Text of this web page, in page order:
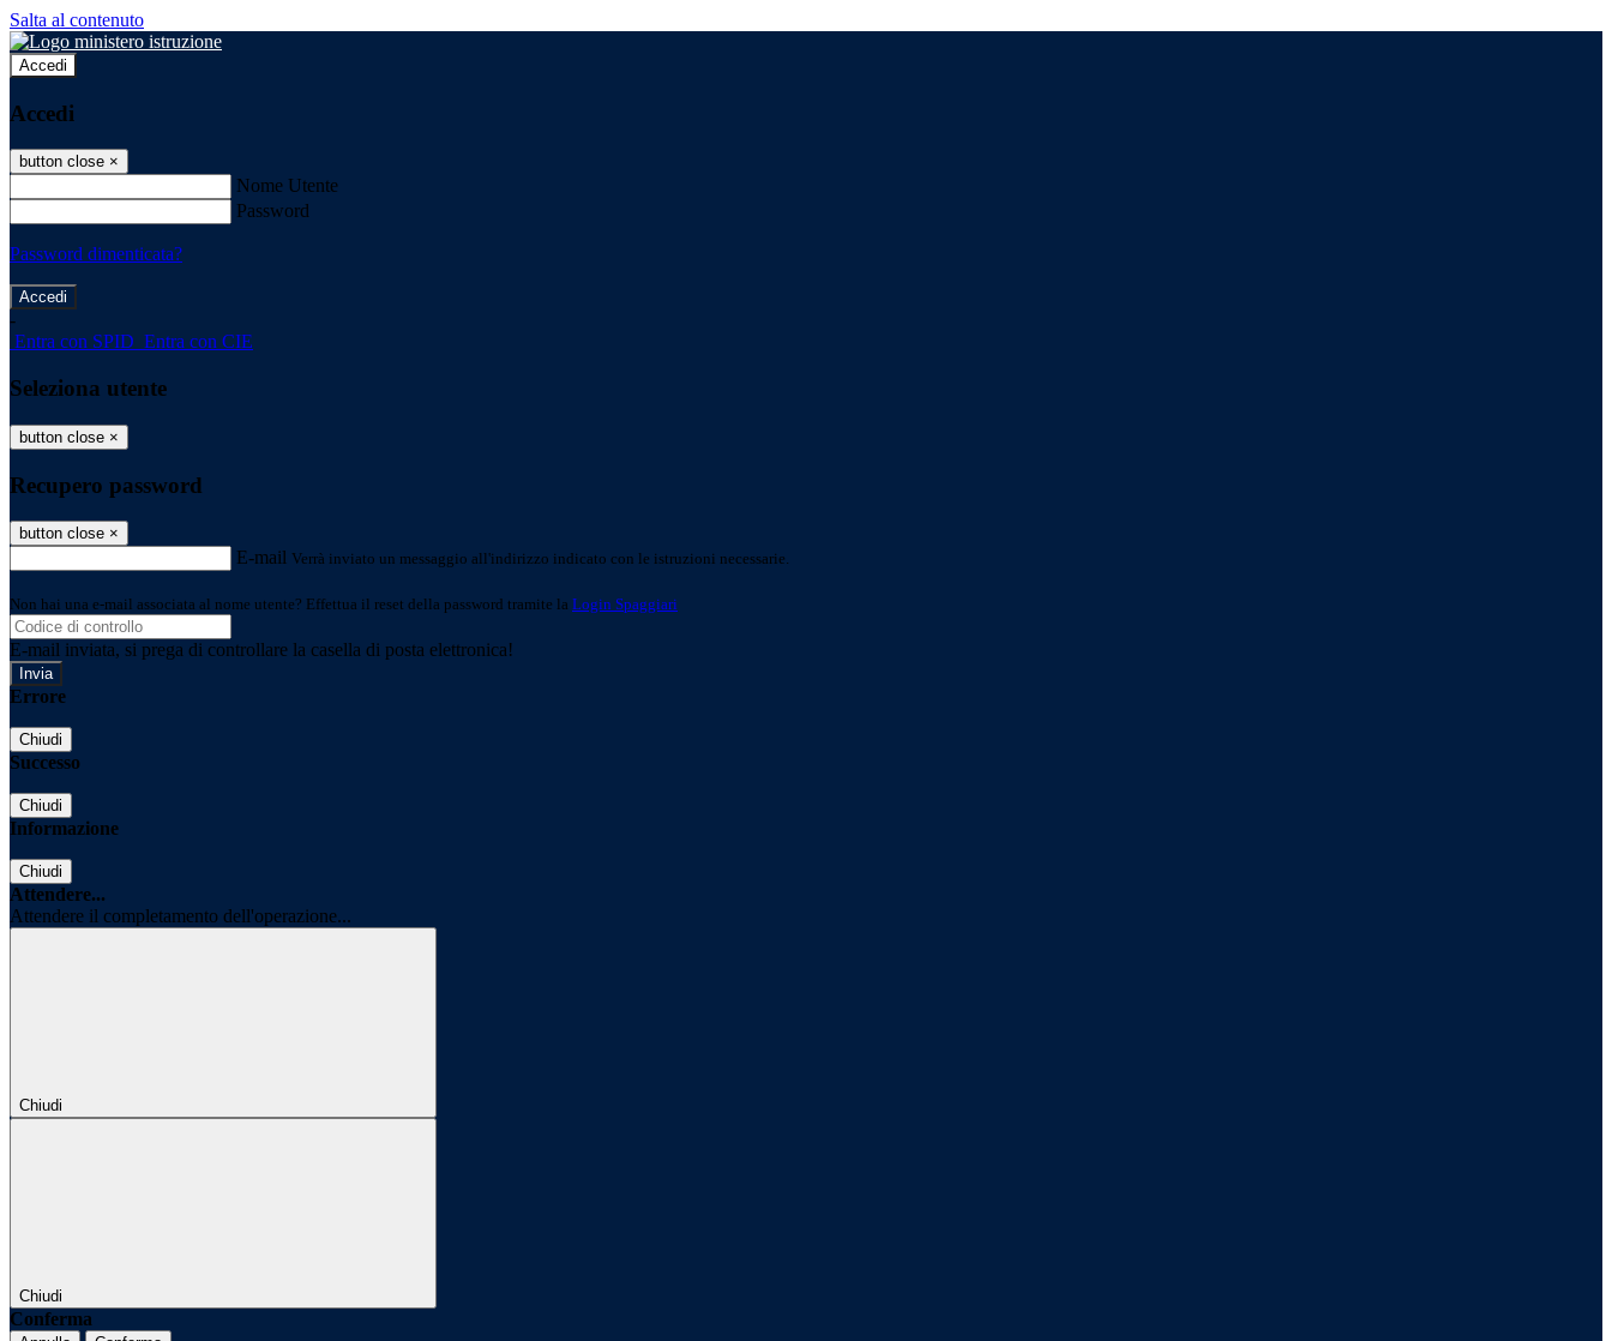
Salta al contenuto
Accedi
Accedi
button close ×
Nome Utente
Password
Password dimenticata?
-
Entra con SPID Entra con CIE
Seleziona utente
button close ×
Recupero password
button close ×
E-mail Verrà inviato un messaggio all'indirizzo indicato con le istruzioni necessarie.
Non hai una e-mail associata al nome utente? Effettua il reset della password tramite la Login Spaggiari
E-mail inviata, si prega di controllare la casella di posta elettronica!
Errore
Chiudi
Successo
Chiudi
Informazione
Chiudi
Attendere...
Attendere il completamento dell'operazione...
Chiudi
Chiudi
Conferma